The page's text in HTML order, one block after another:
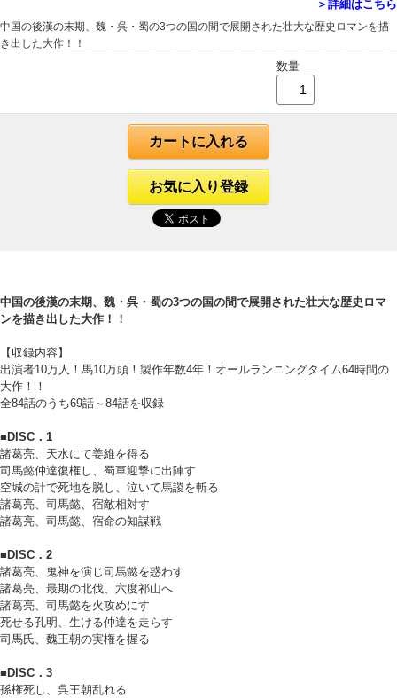
＞詳細はこちら
中国の後漢の末期、魏・呉・蜀の3つの国の間で展開された壮大な歴史ロマンを描
き出した大作！！
数量
カートに入れる
お気に入り登録
中国の後漢の末期、魏・呉・蜀の3つの国の間で展開された壮大な歴史ロマ
ンを描き出した大作！！
【収録内容】
出演者10万人！馬10万頭！製作年数4年！オールランニングタイム64時間の
大作！！
全84話のうち69話～84話を収録
■DISC．1
諸葛亮、天水にて姜維を得る
司馬懿仲達復権し、蜀軍迎撃に出陣す
空城の計で死地を脱し、泣いて馬謖を斬る
諸葛亮、司馬懿、宿敵相対す
諸葛亮、司馬懿、宿命の知謀戦
■DISC．2
諸葛亮、鬼神を演じ司馬懿を惑わす
諸葛亮、最期の北伐、六度祁山へ
諸葛亮、司馬懿を火攻めにす
死せる孔明、生ける仲達を走らす
司馬氏、魏王朝の実権を握る
■DISC．3
孫権死し、呉王朝乱れる